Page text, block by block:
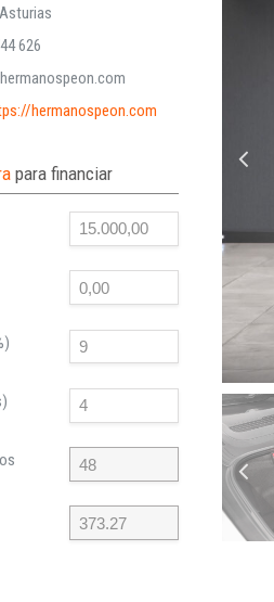
626
hermanospeon.com
para financiar